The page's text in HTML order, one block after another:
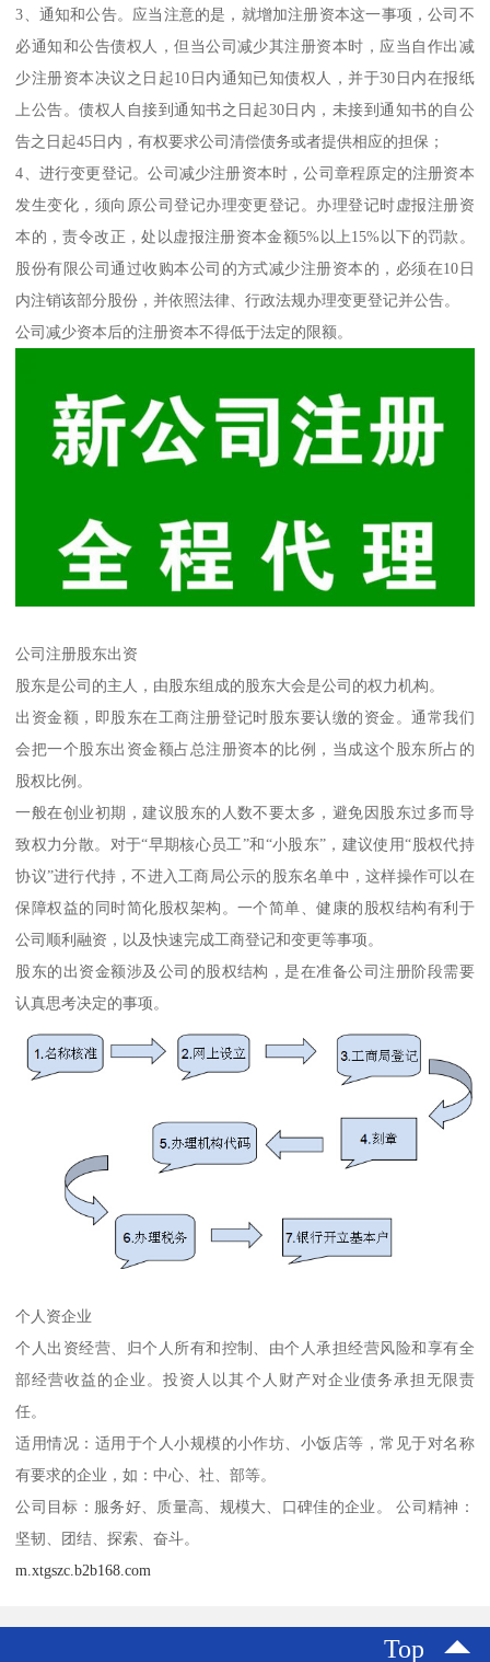
3、通知和公告。应当注意的是，就增加注册资本这一事项，公司不
必通知和公告债权人，但当公司减少其注册资本时，应当自作出减
少注册资本决议之日起10日内通知已知债权人，并于30日内在报纸
上公告。债权人自接到通知书之日起30日内，未接到通知书的自公
告之日起45日内，有权要求公司清偿债务或者提供相应的担保；
4、进行变更登记。公司减少注册资本时，公司章程原定的注册资本
发生变化，须向原公司登记办理变更登记。办理登记时虚报注册资
本的，责令改正，处以虚报注册资本金额5%以上15%以下的罚款。
股份有限公司通过收购本公司的方式减少注册资本的，必须在10日
内注销该部分股份，并依照法律、行政法规办理变更登记并公告。
公司减少资本后的注册资本不得低于法定的限额。
公司注册股东出资
股东是公司的主人，由股东组成的股东大会是公司的权力机构。
出资金额，即股东在工商注册登记时股东要认缴的资金。通常我们
会把一个股东出资金额占总注册资本的比例，当成这个股东所占的
股权比例。
一般在创业初期，建议股东的人数不要太多，避免因股东过多而导
致权力分散。对于“早期核心员工”和“小股东”，建议使用“股权代持
协议”进行代持，不进入工商局公示的股东名单中，这样操作可以在
保障权益的同时简化股权架构。一个简单、健康的股权结构有利于
公司顺利融资，以及快速完成工商登记和变更等事项。
股东的出资金额涉及公司的股权结构，是在准备公司注册阶段需要
认真思考决定的事项。
个人资企业
个人出资经营、归个人所有和控制、由个人承担经营风险和享有全
部经营收益的企业。投资人以其个人财产对企业债务承担无限责
任。
适用情况：适用于个人小规模的小作坊、小饭店等，常见于对名称
有要求的企业，如：中心、社、部等。
公司目标：服务好、质量高、规模大、口碑佳的企业。 公司精神：
坚韧、团结、探索、奋斗。
m.xtgszc.b2b168.com
Top